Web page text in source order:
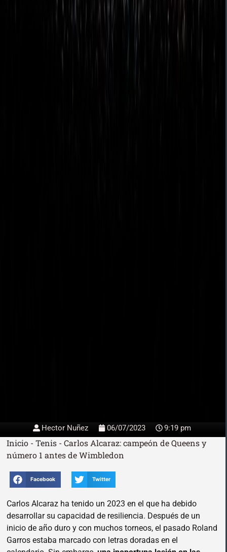
Hector Nuñez 06/07/2023 9:19 pm
Inicio - Tenis - Carlos Alcaraz: campeón de Queens y
número 1 antes de Wimbledon
Facebook Twitter
Carlos Alcaraz ha tenido un 2023 en el que ha debido
desarrollar su capacidad de resiliencia. Después de un
inicio de año duro y con muchos torneos, el pasado Roland
Garros estaba marcado con letras doradas en el